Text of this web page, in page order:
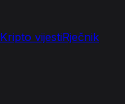
Kripto vijestiRječnik